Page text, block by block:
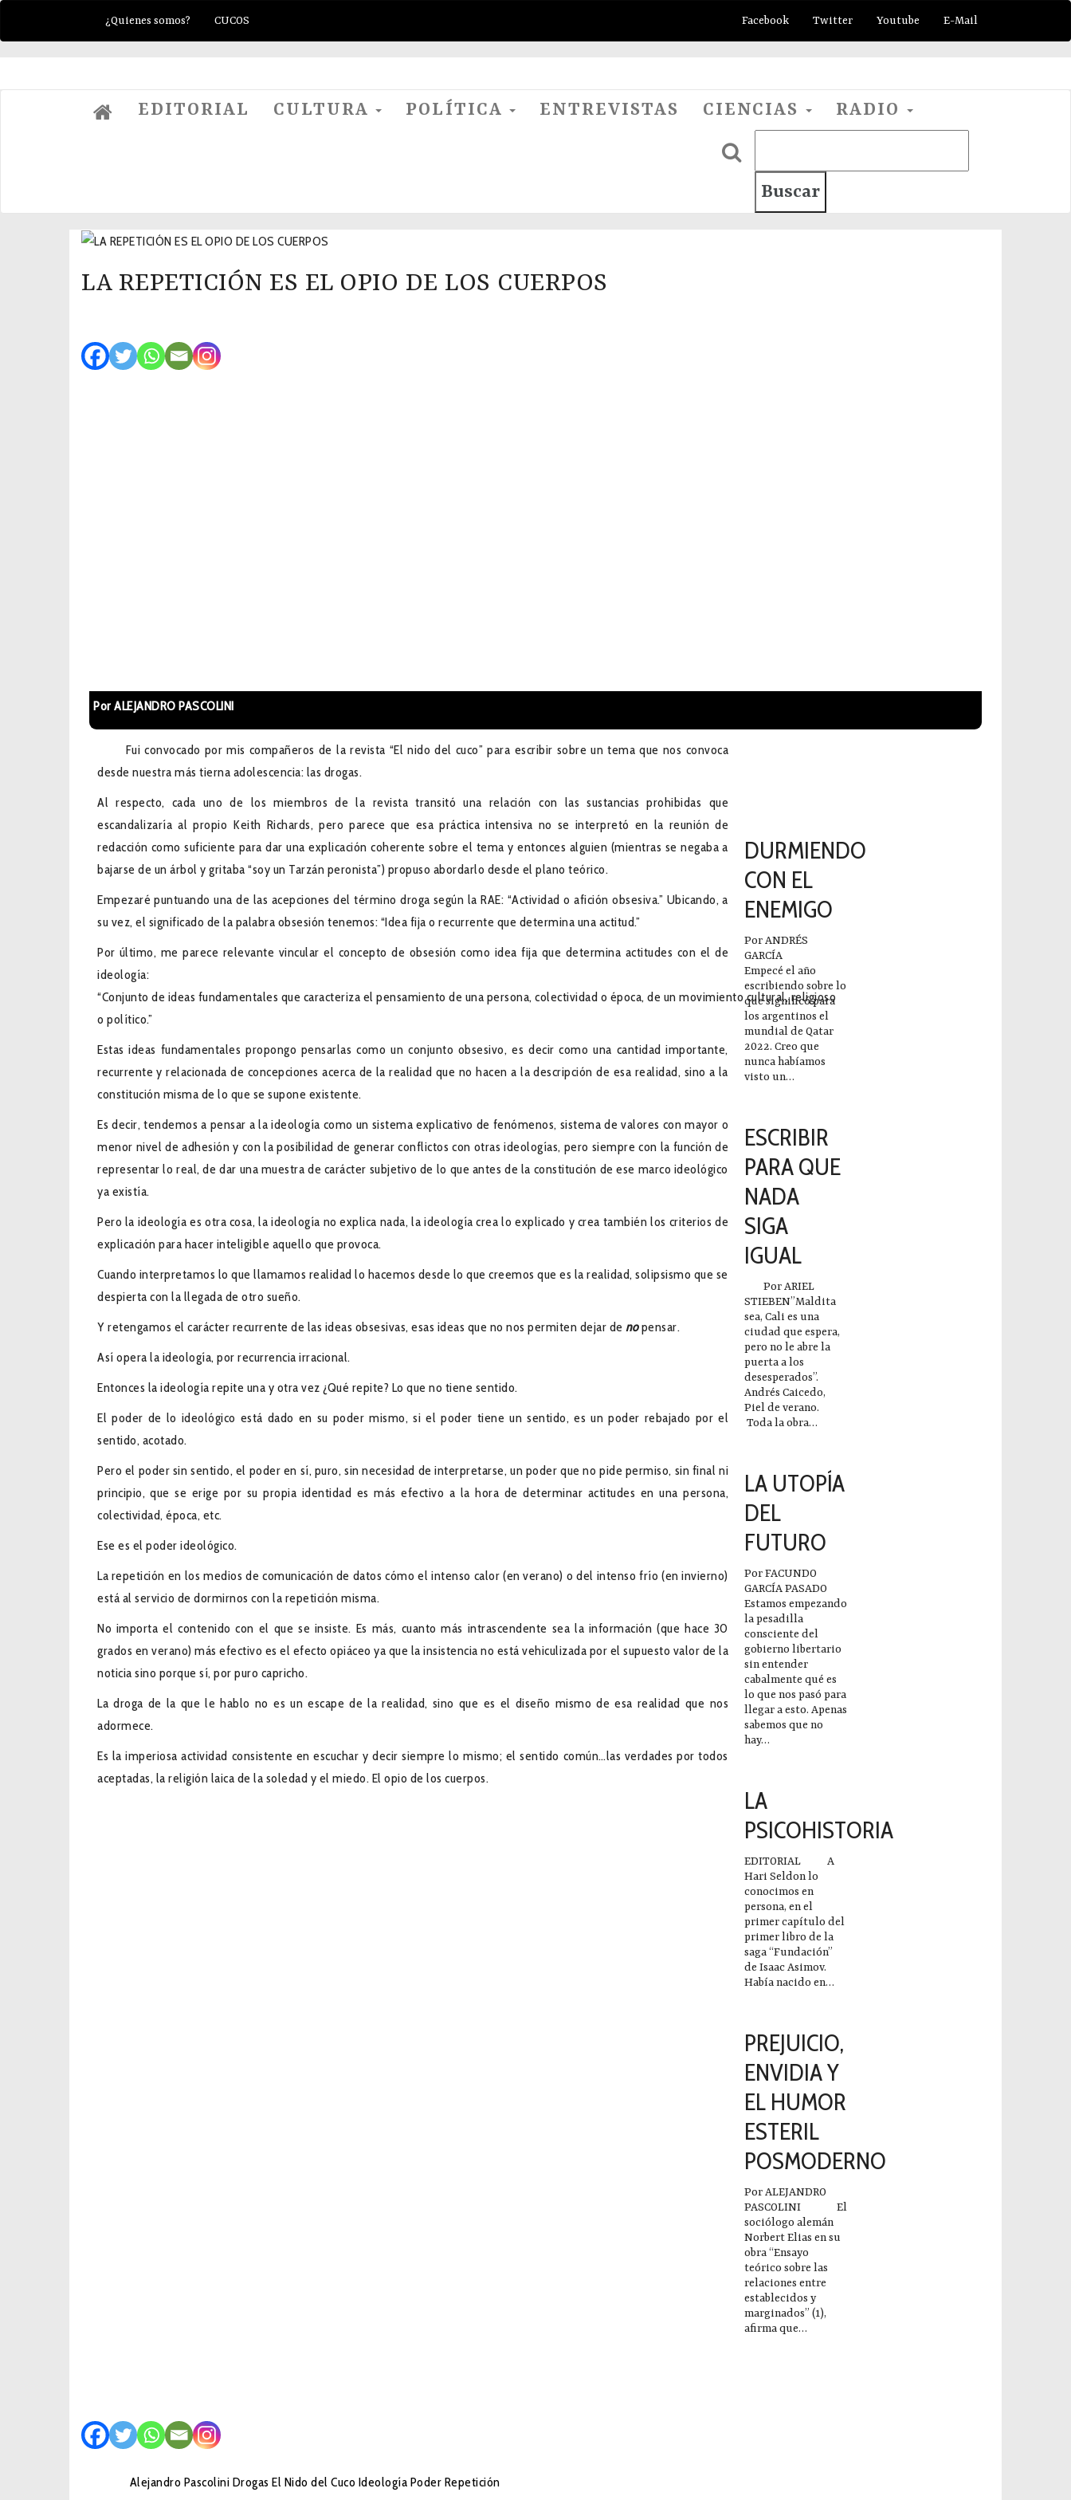
¿Quienes somos? CUCOS Facebook Twitter Youtube E-Mail
EDITORIAL CULTURA POLÍTICA ENTREVISTAS CIENCIAS RADIO
LA REPETICIÓN ES EL OPIO DE LOS CUERPOS
Por ALEJANDRO PASCOLINI
Fui convocado por mis compañeros de la revista “El nido del cuco” para escribir sobre un tema que nos convoca
desde nuestra más tierna adolescencia: las drogas.
Al respecto, cada uno de los miembros de la revista transitó una relación con las sustancias prohibidas que
escandalizaría al propio Keith Richards, pero parece que esa práctica intensiva no se interpretó en la reunión de
redacción como suficiente para dar una explicación coherente sobre el tema y entonces alguien (mientras se negaba a
bajarse de un árbol y gritaba “soy un Tarzán peronista”) propuso abordarlo desde el plano teórico.
Empezaré puntuando una de las acepciones del término droga según la RAE: “Actividad o afición obsesiva.” Ubicando, a
su vez, el significado de la palabra obsesión tenemos: “Idea fija o recurrente que determina una actitud.”
Por último, me parece relevante vincular el concepto de obsesión como idea fija que determina actitudes con el de
ideología:
“Conjunto de ideas fundamentales que caracteriza el pensamiento de una persona, colectividad o época, de un movimiento cultural, religioso
o político.”
Estas ideas fundamentales propongo pensarlas como un conjunto obsesivo, es decir como una cantidad importante,
recurrente y relacionada de concepciones acerca de la realidad que no hacen a la descripción de esa realidad, sino a la
constitución misma de lo que se supone existente.
Es decir, tendemos a pensar a la ideología como un sistema explicativo de fenómenos, sistema de valores con mayor o
menor nivel de adhesión y con la posibilidad de generar conflictos con otras ideologías, pero siempre con la función de
representar lo real, de dar una muestra de carácter subjetivo de lo que antes de la constitución de ese marco ideológico
ya existía.
Pero la ideología es otra cosa, la ideología no explica nada, la ideología crea lo explicado y crea también los criterios de
explicación para hacer inteligible aquello que provoca.
Cuando interpretamos lo que llamamos realidad lo hacemos desde lo que creemos que es la realidad, solipsismo que se
despierta con la llegada de otro sueño.
Y retengamos el carácter recurrente de las ideas obsesivas, esas ideas que no nos permiten dejar de nopensar.
Así opera la ideología, por recurrencia irracional.
Entonces la ideología repite una y otra vez ¿Qué repite? Lo que no tiene sentido.
El poder de lo ideológico está dado en su poder mismo, si el poder tiene un sentido, es un poder rebajado por el
sentido, acotado.
Pero el poder sin sentido, el poder en sí, puro, sin necesidad de interpretarse, un poder que no pide permiso, sin final ni
principio, que se erige por su propia identidad es más efectivo a la hora de determinar actitudes en una persona,
colectividad, época, etc.
Ese es el poder ideológico.
La repetición en los medios de comunicación de datos cómo el intenso calor (en verano) o del intenso frío (en invierno)
está al servicio de dormirnos con la repetición misma.
No importa el contenido con el que se insiste. Es más, cuanto más intrascendente sea la información (que hace 30
grados en verano) más efectivo es el efecto opiáceo ya que la insistencia no está vehiculizada por el supuesto valor de la
noticia sino porque sí, por puro capricho.
La droga de la que le hablo no es un escape de la realidad, sino que es el diseño mismo de esa realidad que nos
adormece.
Es la imperiosa actividad consistente en escuchar y decir siempre lo mismo; el sentido común…las verdades por todos
aceptadas, la religión laica de la soledad y el miedo. El opio de los cuerpos.
DURMIENDO
CON EL
ENEMIGO
Por ANDRÉS
GARCÍA
Empecé el año
escribiendo sobre lo
que significó para
los argentinos el
mundial de Qatar
2022. Creo que
nunca habíamos
visto un…
ESCRIBIR
PARA QUE
NADA
SIGA
IGUAL
Por ARIEL
STIEBEN”Maldita
sea, Cali es una
ciudad que espera,
pero no le abre la
puerta a los
desesperados”.
Andrés Caicedo,
Piel de verano.
Toda la obra…
LA UTOPÍA
DEL
FUTURO
Por FACUNDO
GARCÍA PASADO
Estamos empezando
la pesadilla
consciente del
gobierno libertario
sin entender
cabalmente qué es
lo que nos pasó para
llegar a esto. Apenas
sabemos que no
hay…
LA
PSICOHISTORIA
EDITORIAL A
Hari Seldon lo
conocimos en
persona, en el
primer capítulo del
primer libro de la
saga “Fundación”
de Isaac Asimov.
Había nacido en…
PREJUICIO,
ENVIDIA Y
EL HUMOR
ESTERIL
POSMODERNO
Por ALEJANDRO
PASCOLINI El
sociólogo alemán
Norbert Elias en su
obra “Ensayo
teórico sobre las
relaciones entre
establecidos y
marginados” (1),
afirma que…
Alejandro Pascolini Drogas El Nido del Cuco Ideología Poder Repetición